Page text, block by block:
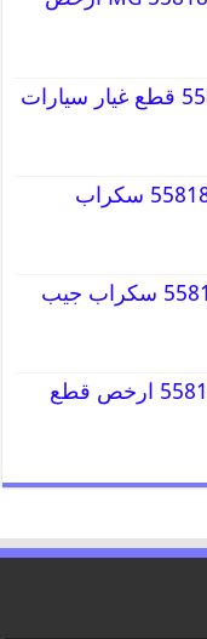
قطع غيار كيا 55818355 قطع غيار سيارات
قطع غيار باجيرو 55818355 سكراب
قطع غيار جيب 55818355 سكراب جيب
قطع غيار دودج 55818355 ارخص قطع